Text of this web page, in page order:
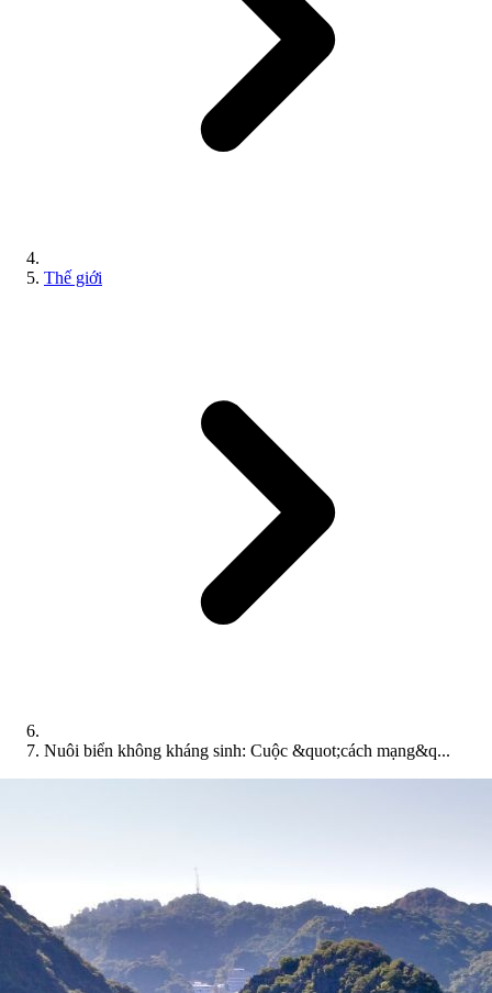
Thế giới
Nuôi biển không kháng sinh: Cuộc &quot;cách mạng&q...